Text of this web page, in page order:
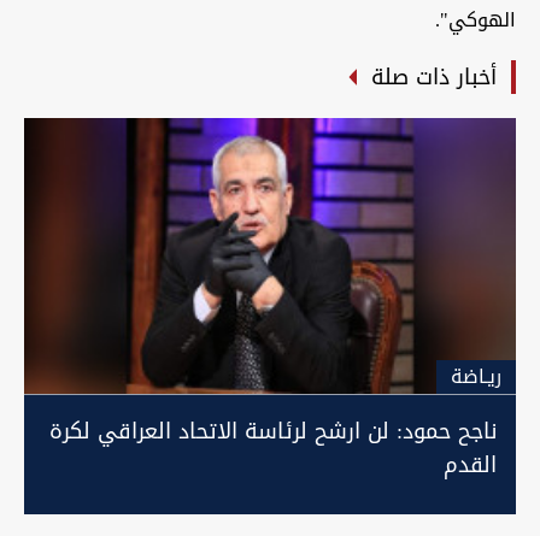
الهوكي".
أخبار ذات صلة
ريـاضة
ناجح حمود: لن ارشح لرئاسة الاتحاد العراقي لكرة
القدم